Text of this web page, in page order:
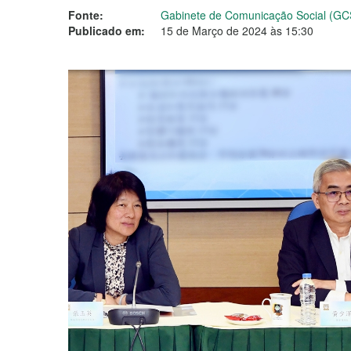
Fonte:
Gabinete de Comunicação Social
Publicado em:
15 de Março de 2024 às 15:30